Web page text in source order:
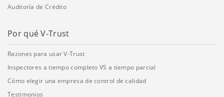
Auditoría de Crédito
Por qué V-Trust
Razones para usar V-Trust
Inspectores a tiempo completo VS a tiempo parcial
Cómo elegir una empresa de control de calidad
Testimonios